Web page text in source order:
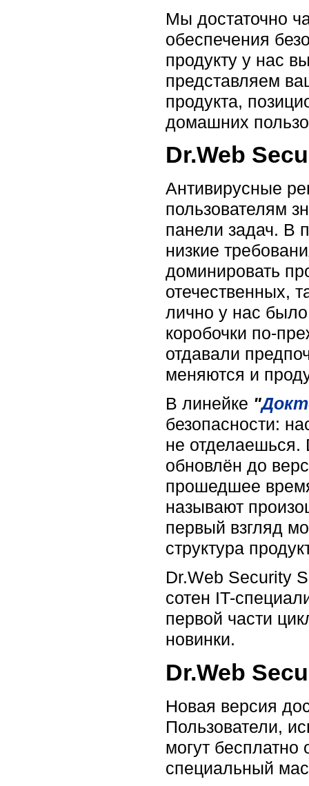
Мы достаточно
обеспечения
продукту у нас
представляем
продукта,
домашних
Dr.Web
Антивирусные
пользователям
панели задач. В
низкие
доминировать
отечественных,
лично у нас
коробочки по-
отдавали
меняются и
В линейке "
безопасности:
не отделаешься.
обновлён до
прошедшее
называют
первый взгляд
структура
Dr.Web Security
сотен IT-
первой части
новинки.
Dr.Web
Новая версия
Пользователи,
могут бесплатно
специальный